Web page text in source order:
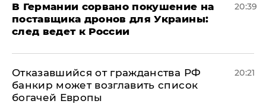
​В Германии сорвано покушение на
поставщика дронов для Украины:
след ведет к России
20:39
Отказавшийся от гражданства РФ
банкир может возглавить список
богачей Европы
20:21